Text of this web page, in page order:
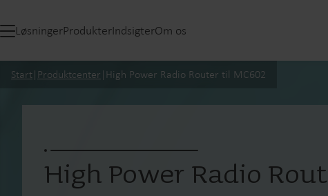
LøsningerProdukterIndsigterOm os
Start| Produktcenter | High Power Radio Router til MC602
High Power Radio